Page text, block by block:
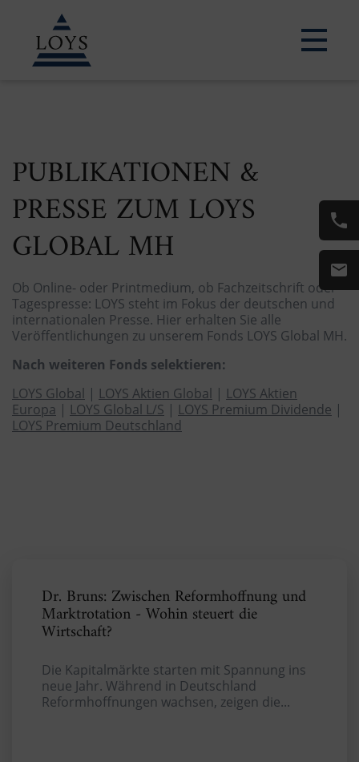
PUBLIKATIONEN &
PRESSE ZUM LOYS
GLOBAL MH
Ob Online- oder Printmedium, ob Fachzeitschrift oder
Tagespresse: LOYS steht im Fokus der deutschen und
internationalen Presse. Hier erhalten Sie alle
Veröffentlichungen zu unserem Fonds LOYS Global MH.
Nach weiteren Fonds selektieren:
LOYS Global | LOYS Aktien Global | LOYS Aktien
Europa | LOYS Global L/S | LOYS Premium Dividende |
LOYS Premium Deutschland
Dr. Bruns: Zwischen Reformhoffnung und
Marktrotation - Wohin steuert die
Wirtschaft?
Die Kapitalmärkte starten mit Spannung ins
neue Jahr. Während in Deutschland
Reformhoffnungen wachsen, zeigen die...